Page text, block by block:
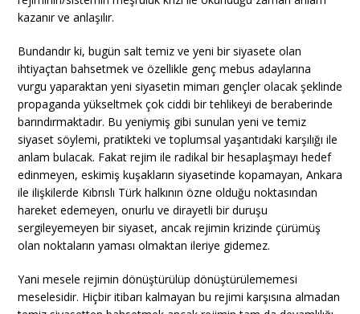
kazanır ve anlaşılır.
Bundandır ki, bugün salt temiz ve yeni bir siyasete olan
ihtiyaçtan bahsetmek ve özellikle genç mebus adaylarına
vurgu yaparaktan yeni siyasetin mimarı gençler olacak şeklinde
propaganda yükseltmek çok ciddi bir tehlikeyi de beraberinde
barındırmaktadır. Bu yeniymiş gibi sunulan yeni ve temiz
siyaset söylemi, pratikteki ve toplumsal yaşantıdaki karşılığı ile
anlam bulacak. Fakat rejim ile radikal bir hesaplaşmayı hedef
edinmeyen, eskimiş kuşakların siyasetinde kopamayan, Ankara
ile ilişkilerde Kıbrıslı Türk halkının özne olduğu noktasından
hareket edemeyen, onurlu ve dirayetli bir duruşu
sergileyemeyen bir siyaset, ancak rejimin krizinde çürümüş
olan noktaların yaması olmaktan ileriye gidemez.
Yani mesele rejimin dönüştürülüp dönüştürülememesi
meselesidir. Hiçbir itibarı kalmayan bu rejimi karşısına almadan